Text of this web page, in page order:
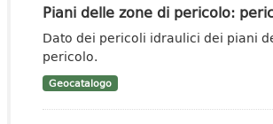
Piani delle zone di pericolo:
Dato dei pericoli idraulici dei piani
pericolo.
Geocatalogo